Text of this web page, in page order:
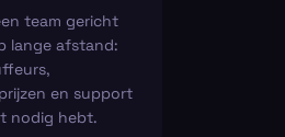
team gericht
lange afstand:
en support
nodig hebt.